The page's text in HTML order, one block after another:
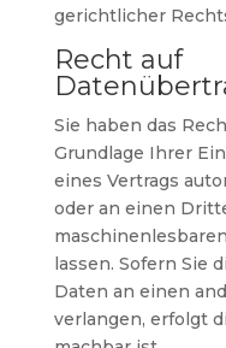
gerichtlicher
Recht auf
Sie haben das
Grundlage Ihrer
eines Vertrags
oder an einen
lassen. Sofern Sie
Daten an einen
verlangen, erfolgt